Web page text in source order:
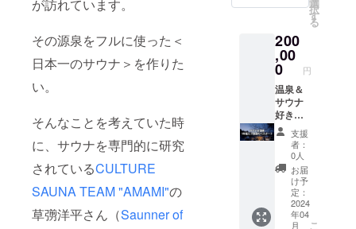
が訪れています。
その源泉をフルに使った＜
日本一のサウナ＞を作りた
い。
そんなことを考えていた時
に、サウナを専門的に研究
されているCULTURE
SAUNA TEAM "AMAMI"の
草彅洋平さん（Saunner of
了承く
ださ
い。
（発行
から1
年） ※
チケッ
トは
メール
でのご
連絡と
なりま
す。
間帯
前、午
後、夕
方）を
お選び
いただ
き、施
設まで
直接お
申し込
みくだ
さい。
※チケッ
トの有
効期限
がござ
択
す
る
200
,00
0 円
温泉＆
サウナ
好きに
おすす
め！！
呼吸の
間また
は、テ
ントサ
ウナの
どちら
支援
者：
0人
お届
け予
定：
2024
年04
月
こ